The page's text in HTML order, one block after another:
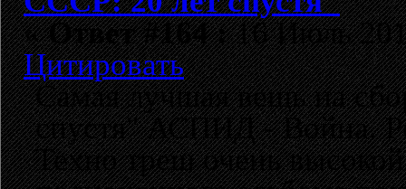
«Ответ #164 :16 Июль
Цитировать
Самая лучшая вещь на
спустя" АСПИД - Война.
Техно треш очень